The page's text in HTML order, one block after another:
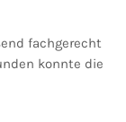
fachgerecht
konnte die